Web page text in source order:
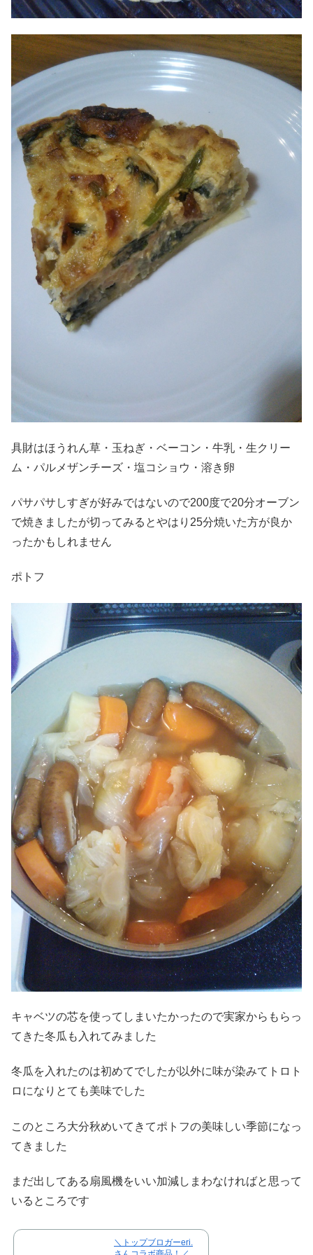
具財はほうれん草・玉ねぎ・ベーコン・牛乳・生クリー
ム・パルメザンチーズ・塩コショウ・溶き卵
パサパサしすぎが好みではないので200度で20分オーブン
で焼きましたが切ってみるとやはり25分焼いた方が良か
ったかもしれません
ポトフ
キャベツの芯を使ってしまいたかったので実家からもらっ
てきた冬瓜も入れてみました
冬瓜を入れたのは初めてでしたが以外に味が染みてトロト
ロになりとても美味でした
このところ大分秋めいてきてポトフの美味しい季節になっ
てきました
まだ出してある扇風機をいい加減しまわなければと思って
いるところです
＼トップブロガーeri.